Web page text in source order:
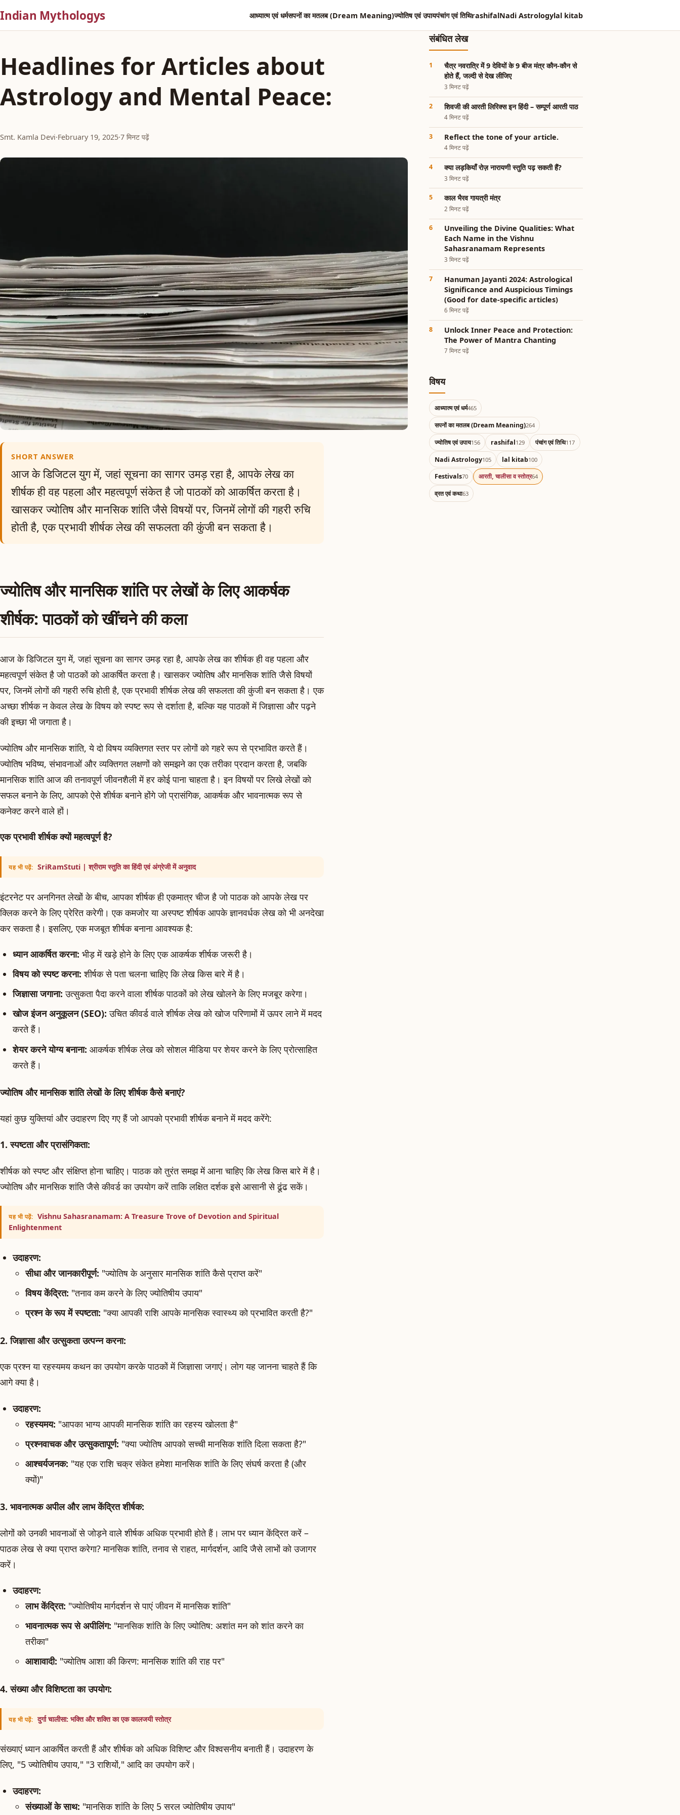
Indian Mythologys आध्यात्म एवं धर्मसपनों का मतलब (Dream Meaning)ज्योतिष एवं उपायपंचांग एवं तिथिrashifalNadi Astrologylal kitab
Headlines for Articles about
Astrology and Mental Peace:
Smt. Kamla Devi·February 19, 2025·7 मिनट पढ़ें
SHORT ANSWER
आज के डिजिटल युग में, जहां सूचना का सागर उमड़ रहा है, आपके लेख का
शीर्षक ही वह पहला और महत्वपूर्ण संकेत है जो पाठकों को आकर्षित करता है।
खासकर ज्योतिष और मानसिक शांति जैसे विषयों पर, जिनमें लोगों की गहरी रुचि
होती है, एक प्रभावी शीर्षक लेख की सफलता की कुंजी बन सकता है।
ज्योतिष और मानसिक शांति पर लेखों के लिए आकर्षक
शीर्षक: पाठकों को खींचने की कला
आज के डिजिटल युग में, जहां सूचना का सागर उमड़ रहा है, आपके लेख का शीर्षक ही वह पहला और
महत्वपूर्ण संकेत है जो पाठकों को आकर्षित करता है। खासकर ज्योतिष और मानसिक शांति जैसे विषयों
पर, जिनमें लोगों की गहरी रुचि होती है, एक प्रभावी शीर्षक लेख की सफलता की कुंजी बन सकता है। एक
अच्छा शीर्षक न केवल लेख के विषय को स्पष्ट रूप से दर्शाता है, बल्कि यह पाठकों में जिज्ञासा और पढ़ने
की इच्छा भी जगाता है।
ज्योतिष और मानसिक शांति, ये दो विषय व्यक्तिगत स्तर पर लोगों को गहरे रूप से प्रभावित करते हैं।
ज्योतिष भविष्य, संभावनाओं और व्यक्तिगत लक्षणों को समझने का एक तरीका प्रदान करता है, जबकि
मानसिक शांति आज की तनावपूर्ण जीवनशैली में हर कोई पाना चाहता है। इन विषयों पर लिखे लेखों को
सफल बनाने के लिए, आपको ऐसे शीर्षक बनाने होंगे जो प्रासंगिक, आकर्षक और भावनात्मक रूप से
कनेक्ट करने वाले हों।
एक प्रभावी शीर्षक क्यों महत्वपूर्ण है?
यह भी पढ़ें: SriRamStuti | श्रीराम स्तुति का हिंदी एवं अंग्रेजी में अनुवाद
इंटरनेट पर अनगिनत लेखों के बीच, आपका शीर्षक ही एकमात्र चीज है जो पाठक को आपके लेख पर
क्लिक करने के लिए प्रेरित करेगी। एक कमजोर या अस्पष्ट शीर्षक आपके ज्ञानवर्धक लेख को भी अनदेखा
कर सकता है। इसलिए, एक मजबूत शीर्षक बनाना आवश्यक है:
ध्यान आकर्षित करना: भीड़ में खड़े होने के लिए एक आकर्षक शीर्षक जरूरी है।
विषय को स्पष्ट करना: शीर्षक से पता चलना चाहिए कि लेख किस बारे में है।
जिज्ञासा जगाना: उत्सुकता पैदा करने वाला शीर्षक पाठकों को लेख खोलने के लिए मजबूर करेगा।
खोज इंजन अनुकूलन (SEO): उचित कीवर्ड वाले शीर्षक लेख को खोज परिणामों में ऊपर लाने में मदद
करते हैं।
शेयर करने योग्य बनाना: आकर्षक शीर्षक लेख को सोशल मीडिया पर शेयर करने के लिए प्रोत्साहित
करते हैं।
ज्योतिष और मानसिक शांति लेखों के लिए शीर्षक कैसे बनाएं?
यहां कुछ युक्तियां और उदाहरण दिए गए हैं जो आपको प्रभावी शीर्षक बनाने में मदद करेंगे:
1. स्पष्टता और प्रासंगिकता:
शीर्षक को स्पष्ट और संक्षिप्त होना चाहिए। पाठक को तुरंत समझ में आना चाहिए कि लेख किस बारे में है।
ज्योतिष और मानसिक शांति जैसे कीवर्ड का उपयोग करें ताकि लक्षित दर्शक इसे आसानी से ढूंढ सकें।
यह भी पढ़ें: Vishnu Sahasranamam: A Treasure Trove of Devotion and Spiritual
Enlightenment
उदाहरण:
सीधा और जानकारीपूर्ण: "ज्योतिष के अनुसार मानसिक शांति कैसे प्राप्त करें"
विषय केंद्रित: "तनाव कम करने के लिए ज्योतिषीय उपाय"
प्रश्न के रूप में स्पष्टता: "क्या आपकी राशि आपके मानसिक स्वास्थ्य को प्रभावित करती है?"
2. जिज्ञासा और उत्सुकता उत्पन्न करना:
एक प्रश्न या रहस्यमय कथन का उपयोग करके पाठकों में जिज्ञासा जगाएं। लोग यह जानना चाहते हैं कि
आगे क्या है।
उदाहरण:
रहस्यमय: "आपका भाग्य आपकी मानसिक शांति का रहस्य खोलता है"
प्रश्नवाचक और उत्सुकतापूर्ण: "क्या ज्योतिष आपको सच्ची मानसिक शांति दिला सकता है?"
आश्चर्यजनक: "यह एक राशि चक्र संकेत हमेशा मानसिक शांति के लिए संघर्ष करता है (और
क्यों)"
3. भावनात्मक अपील और लाभ केंद्रित शीर्षक:
लोगों को उनकी भावनाओं से जोड़ने वाले शीर्षक अधिक प्रभावी होते हैं। लाभ पर ध्यान केंद्रित करें –
पाठक लेख से क्या प्राप्त करेगा? मानसिक शांति, तनाव से राहत, मार्गदर्शन, आदि जैसे लाभों को उजागर
करें।
उदाहरण:
लाभ केंद्रित: "ज्योतिषीय मार्गदर्शन से पाएं जीवन में मानसिक शांति"
भावनात्मक रूप से अपीलिंग: "मानसिक शांति के लिए ज्योतिष: अशांत मन को शांत करने का
तरीका"
आशावादी: "ज्योतिष आशा की किरण: मानसिक शांति की राह पर"
4. संख्या और विशिष्टता का उपयोग:
यह भी पढ़ें: दुर्गा चालीसा: भक्ति और शक्ति का एक कालजयी स्तोत्र
संख्याएं ध्यान आकर्षित करती हैं और शीर्षक को अधिक विशिष्ट और विश्वसनीय बनाती हैं। उदाहरण के
लिए, "5 ज्योतिषीय उपाय," "3 राशियों," आदि का उपयोग करें।
उदाहरण:
संख्याओं के साथ: "मानसिक शांति के लिए 5 सरल ज्योतिषीय उपाय"
संबंधित लेख
चैत्र नवरात्रि में 9 देवियों के 9 बीज मंत्र कौन-कौन से
होते हैं, जल्दी से देख लीजिए
3 मिनट पढ़ें
शिवजी की आरती लिरिक्स इन हिंदी – सम्पूर्ण आरती पाठ
4 मिनट पढ़ें
Reflect the tone of your article.
4 मिनट पढ़ें
क्या लड़कियाँ रोज़ नारायणी स्तुति पढ़ सकती हैं?
3 मिनट पढ़ें
काल भैरव गायत्री मंत्र
2 मिनट पढ़ें
Unveiling the Divine Qualities: What
Each Name in the Vishnu
Sahasranamam Represents
3 मिनट पढ़ें
Hanuman Jayanti 2024: Astrological
Significance and Auspicious Timings
(Good for date-specific articles)
6 मिनट पढ़ें
Unlock Inner Peace and Protection:
The Power of Mantra Chanting
7 मिनट पढ़ें
विषय
आध्यात्म एवं धर्म465
सपनों का मतलब (Dream Meaning)264
ज्योतिष एवं उपाय156 rashifal129 पंचांग एवं तिथि117
Nadi Astrology105 lal kitab100
Festivals70 आरती, चालीसा व स्तोत्र64
व्रत एवं कथा63